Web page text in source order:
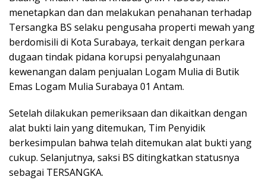
menetapkan dan dan melakukan penahanan terhadap
Tersangka BS selaku pengusaha properti mewah yang
berdomisili di Kota Surabaya, terkait dengan perkara
dugaan tindak pidana korupsi penyalahgunaan
kewenangan dalam penjualan Logam Mulia di Butik
Emas Logam Mulia Surabaya 01 Antam.
Setelah dilakukan pemeriksaan dan dikaitkan dengan
alat bukti lain yang ditemukan, Tim Penyidik
berkesimpulan bahwa telah ditemukan alat bukti yang
cukup. Selanjutnya, saksi BS ditingkatkan statusnya
sebagai TERSANGKA.